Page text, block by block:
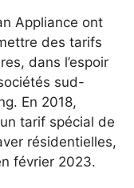
Appliance ont
des tarifs
dans l’espoir
sud-
En 2018,
tarif spécial de
résidentielles,
février 2023.